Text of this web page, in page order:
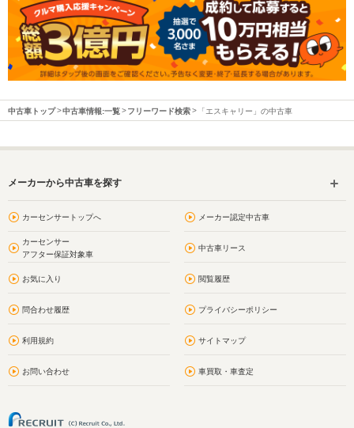
中古車トップ 中古車情報:一覧 フリーワード検索 「エスキャリー」の中古車
メーカーから中古車を探す
カーセンサートップへ メーカー認定中古車
カーセンサー
アフター保証対象車
中古車リース
お気に入り 閲覧履歴
問合わせ履歴 プライバシーポリシー
利用規約 サイトマップ
お問い合わせ 車買取・車査定